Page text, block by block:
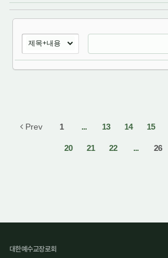
Prev 1 ... 13 14 15
20 21 22 ... 26
대한예수교장로회